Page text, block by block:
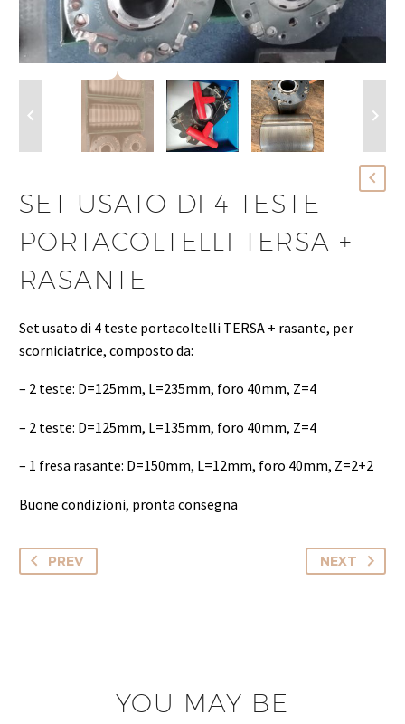
SET USATO DI 4 TESTE
PORTACOLTELLI TERSA +
RASANTE
Set usato di 4 teste portacoltelli TERSA + rasante, per
scorniciatrice, composto da:
– 2 teste: D=125mm, L=235mm, foro 40mm, Z=4
– 2 teste: D=125mm, L=135mm, foro 40mm, Z=4
– 1 fresa rasante: D=150mm, L=12mm, foro 40mm, Z=2+2
Buone condizioni, pronta consegna
PREV NEXT
YOU MAY BE